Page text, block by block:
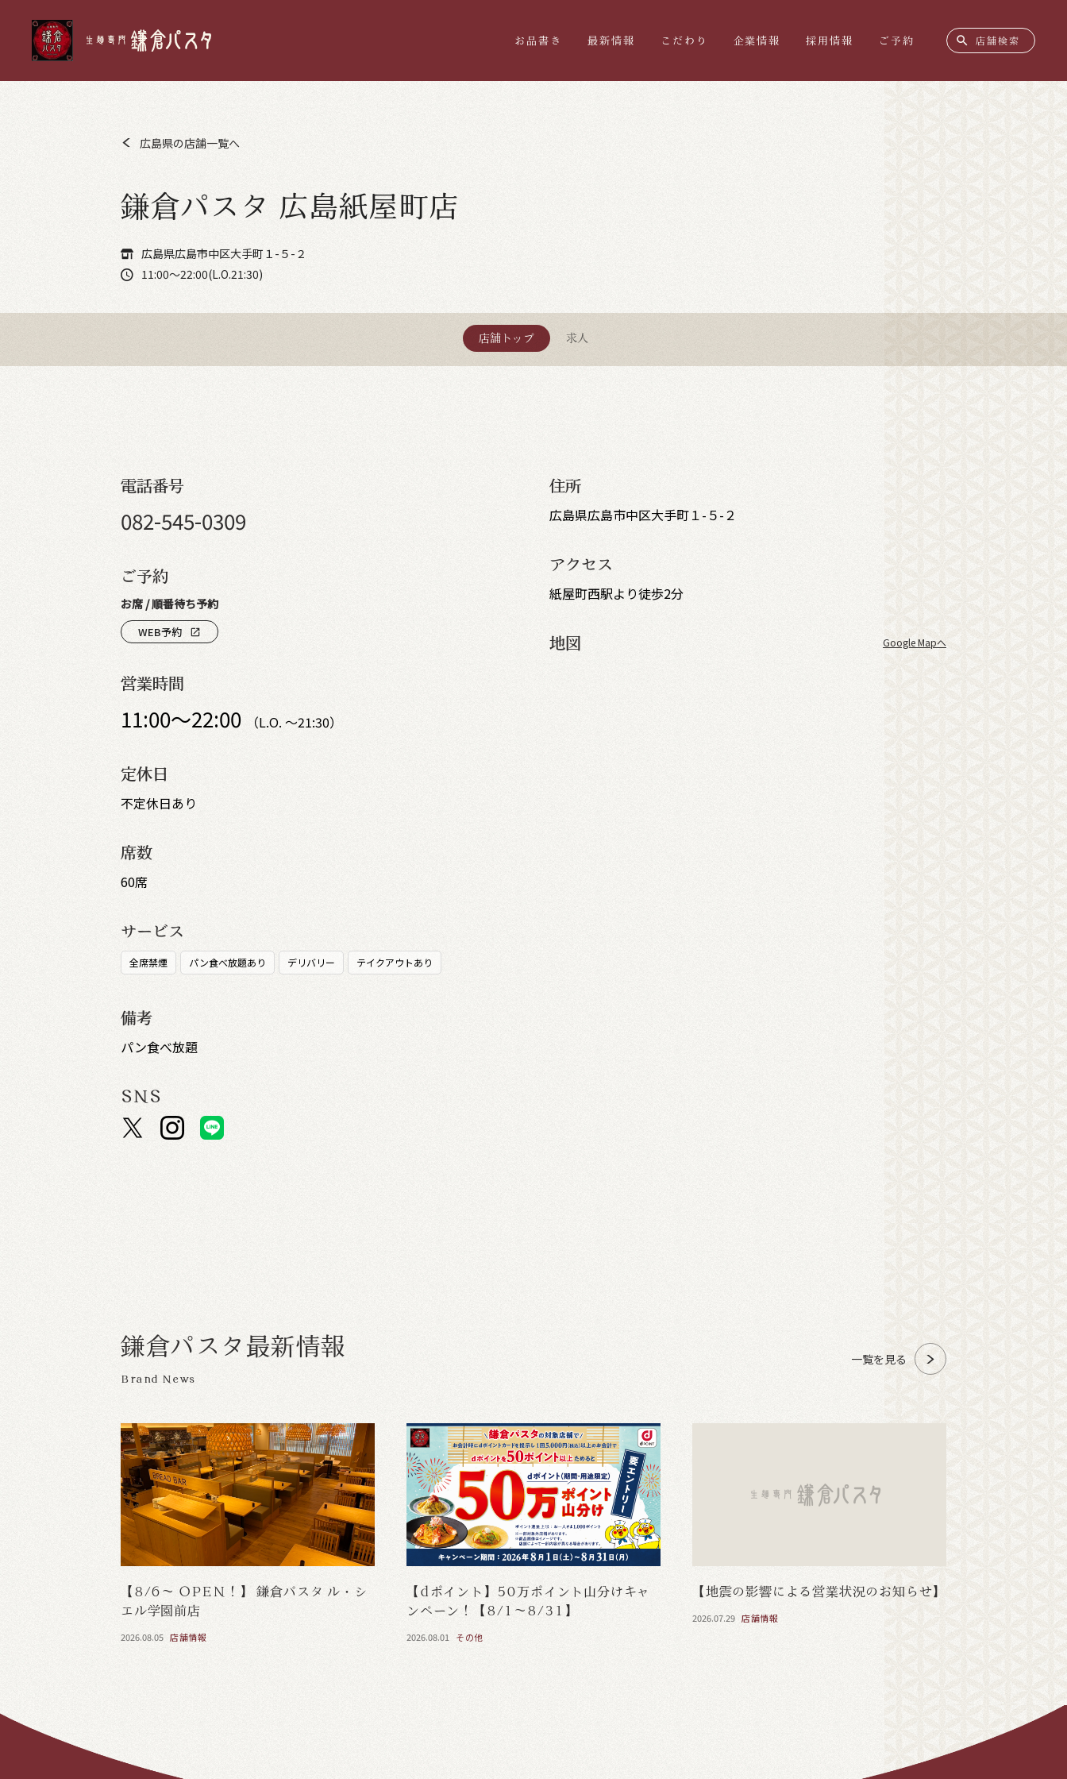
お品書き 最新情報 こだわり 企業情報 採用情報 ご予約 search 店舗検索
広島県の店舗一覧へ
鎌倉パスタ 広島紙屋町店
広島県広島市中区大手町１-５-２
11:00～22:00(L.O.21:30)
店舗トップ 求人
電話番号
082-545-0309
ご予約
お席 / 順番待ち予約
WEB予約 open_in_new
営業時間
11:00～22:00 （L.O. ～21:30）
定休日
不定休日あり
席数
60席
サービス
全席禁煙 パン食べ放題あり デリバリー テイクアウトあり
備考
パン食べ放題
SNS
住所
広島県広島市中区大手町１-５-２
アクセス
紙屋町西駅より徒歩2分
地図 Google Mapへ
鎌倉パ ス タ 最新情報
Brand News
一覧を見る
【8/6～ OPEN！】 鎌倉パスタ ル・シ
エル学園前店
2026.08.05 店舗情報
【dポイント】50万ポイント山分けキャ
ンペーン！【8/1～8/31】
2026.08.01 その他
【地震の影響による営業状況のお知らせ】
2026.07.29 店舗情報